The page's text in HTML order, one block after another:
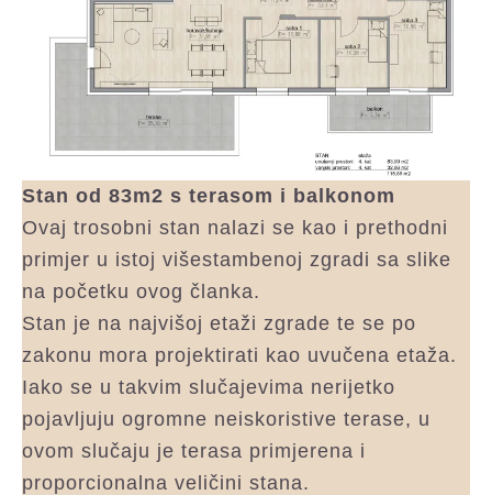
Stan od 83m2 s terasom i balkonom
Ovaj trosobni stan nalazi se kao i prethodni
primjer u istoj višestambenoj zgradi sa slike
na početku ovog članka.
Stan je na najvišoj etaži zgrade te se po
zakonu mora projektirati kao uvučena etaža.
Iako se u takvim slučajevima nerijetko
pojavljuju ogromne neiskoristive terase, u
ovom slučaju je terasa primjerena i
proporcionalna veličini stana.